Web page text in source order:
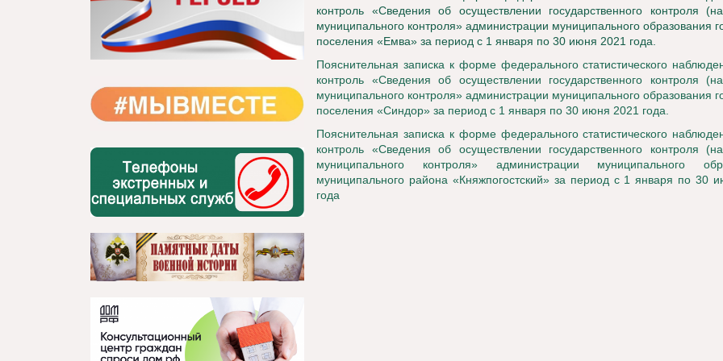
контроль «Сведения об осуществлении государственного контроля
муниципального контроля» администрации муниципального образования
поселения «Емва» за период с 1 января по 30 июня 2021 года.
Пояснительная записка к форме федерального статистического
контроль «Сведения об осуществлении государственного контроля
муниципального контроля» администрации муниципального образования
поселения «Синдор» за период с 1 января по 30 июня 2021 года.
Пояснительная записка к форме федерального статистического
контроль «Сведения об осуществлении государственного контроля
муниципального контроля» администрации муниципального
муниципального района «Княжпогостский» за период с 1 января по 30
года